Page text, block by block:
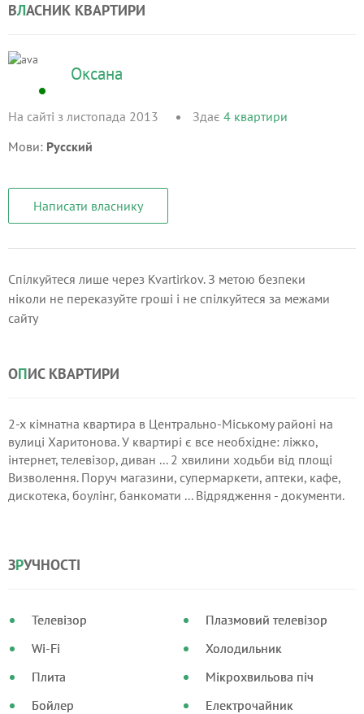
ВЛАСНИК КВАРТИРИ
Оксана
На сайті з листопада 2013 Здає 4 квартири
Мови: Русский
Написати власнику
Спілкуйтеся лише через Kvartirkov. З метою безпеки
ніколи не переказуйте гроші і не спілкуйтеся за межами
сайту
ОПИС КВАРТИРИ
2-х кімнатна квартира в Центрально-Міському районі на
вулиці Харитонова. У квартирі є все необхідне: ліжко,
інтернет, телевізор, диван ... 2 хвилини ходьби від площі
Визволення. Поруч магазини, супермаркети, аптеки, кафе,
дискотека, боулінг, банкомати ... Відрядження - документи.
ЗРУЧНОСТІ
Телевізор
Wi-Fi
Плита
Бойлер
Плазмовий телевізор
Холодильник
Мікрохвильова піч
Електрочайник